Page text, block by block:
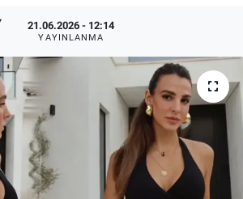
21.06.2026 - 12:14
YAYINLANMA